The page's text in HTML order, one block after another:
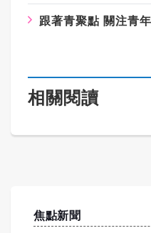
跟著青聚點 關注青
相關閱讀
焦點新聞